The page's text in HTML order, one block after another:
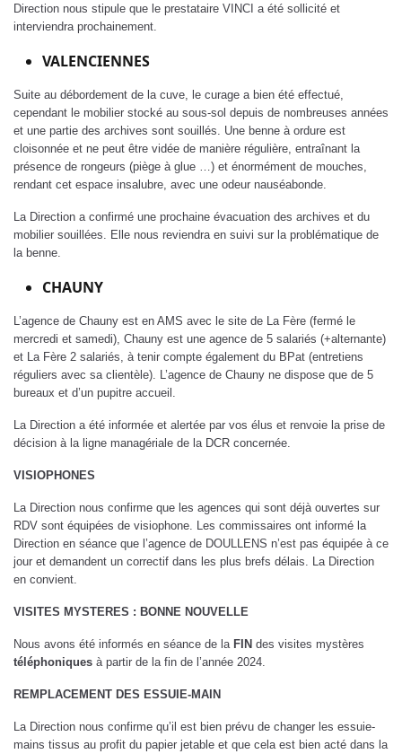
Direction nous stipule que le prestataire VINCI a été sollicité et
interviendra prochainement.
VALENCIENNES
Suite au débordement de la cuve, le curage a bien été effectué,
cependant le mobilier stocké au sous-sol depuis de nombreuses années
et une partie des archives sont souillés. Une benne à ordure est
cloisonnée et ne peut être vidée de manière régulière, entraînant la
présence de rongeurs (piège à glue …) et énormément de mouches,
rendant cet espace insalubre, avec une odeur nauséabonde.
La Direction a confirmé une prochaine évacuation des archives et du
mobilier souillées. Elle nous reviendra en suivi sur la problématique de
la benne.
CHAUNY
L’agence de Chauny est en AMS avec le site de La Fère (fermé le
mercredi et samedi), Chauny est une agence de 5 salariés (+alternante)
et La Fère 2 salariés, à tenir compte également du BPat (entretiens
réguliers avec sa clientèle). L’agence de Chauny ne dispose que de 5
bureaux et d’un pupitre accueil.
La Direction a été informée et alertée par vos élus et renvoie la prise de
décision à la ligne managériale de la DCR concernée.
VISIOPHONES
La Direction nous confirme que les agences qui sont déjà ouvertes sur
RDV sont équipées de visiophone. Les commissaires ont informé la
Direction en séance que l’agence de DOULLENS n’est pas équipée à ce
jour et demandent un correctif dans les plus brefs délais. La Direction
en convient.
VISITES MYSTERES : BONNE NOUVELLE
Nous avons été informés en séance de la FIN des visites mystères
téléphoniques à partir de la fin de l’année 2024.
REMPLACEMENT DES ESSUIE-MAIN
La Direction nous confirme qu’il est bien prévu de changer les essuie-
mains tissus au profit du papier jetable et que cela est bien acté dans la